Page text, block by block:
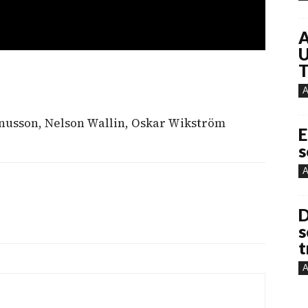
Nelson Wallin, Oskar Wikström